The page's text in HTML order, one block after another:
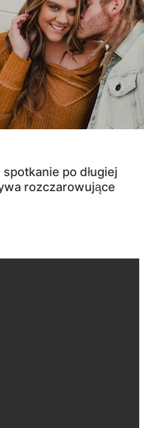
po długiej
rozczarowujące